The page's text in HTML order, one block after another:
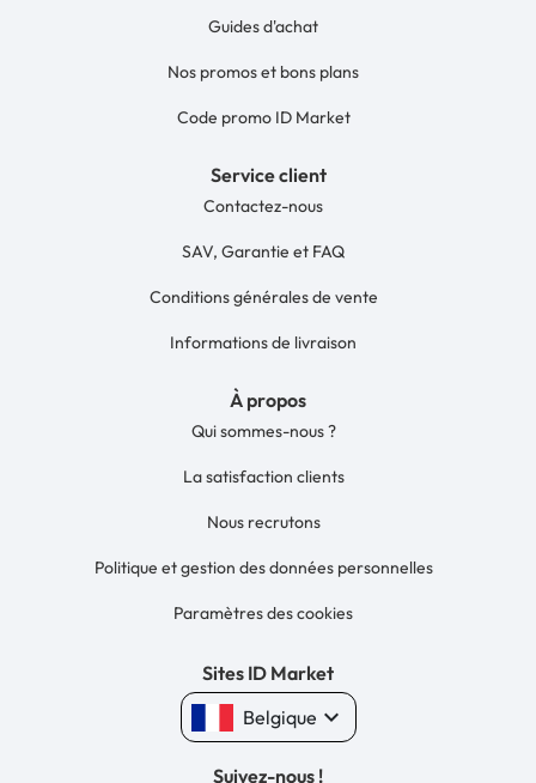
Guides d'achat
Nos promos et bons plans
Code promo ID Market
Service client
Contactez-nous
SAV, Garantie et FAQ
Conditions générales de vente
Informations de livraison
À propos
Qui sommes-nous ?
La satisfaction clients
Nous recrutons
Politique et gestion des données personnelles
Paramètres des cookies
Sites ID Market
Belgique keyboard_arrow_down
Suivez-nous !